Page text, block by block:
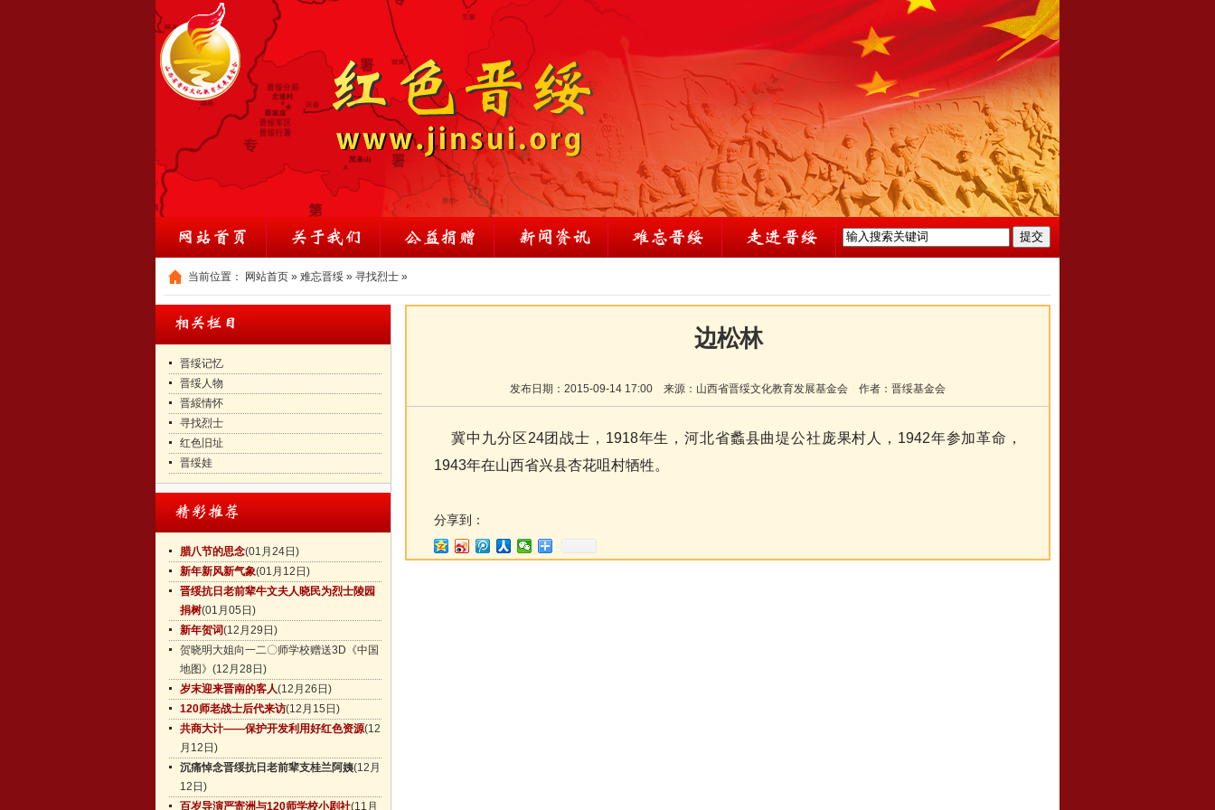
当前位置： 网站首页 » 难忘晋绥 » 寻找烈士 »
晋绥记忆
晋绥人物
晋綏情怀
寻找烈士
红色旧址
晋绥娃
腊八节的思念(01月24日)
新年新风新气象(01月12日)
晋绥抗日老前辈牛文夫人晓民为烈士陵园
捐树(01月05日)
新年贺词(12月29日)
贺晓明大姐向一二〇师学校赠送3D《中国
地图》 (12月28日)
岁末迎来晋南的客人(12月26日)
120师老战士后代来访(12月15日)
共商大计——保护开发利用好红色资源(12
月12日)
沉痛悼念晋绥抗日老前辈支桂兰阿姨(12月
12日)
百岁导演严寄洲与120师学校小剧社(11月
边松林
发布日期： 2015-09-14 17:00 来源： 山西省晋绥文化教育发展基金会 作者： 晋绥基金会
冀中九分区24团战士，1918年生，河北省蠡县曲堤公社庞果村人，1942年参加革命，
1943年在山西省兴县杏花咀村牺牲。
分享到：